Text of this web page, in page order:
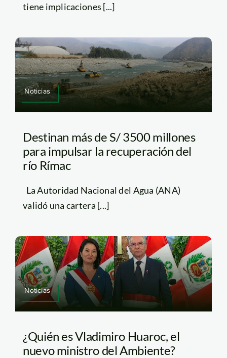
tiene implicaciones [...]
Noticias
Destinan más de S/ 3500 millones
para impulsar la recuperación del
río Rímac
La Autoridad Nacional del Agua (ANA)
validó una cartera [...]
Noticias
¿Quién es Vladimiro Huaroc, el
nuevo ministro del Ambiente?